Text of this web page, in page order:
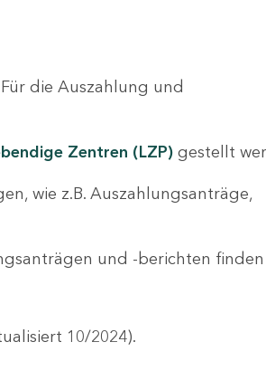
die Auszahlung und
Zentren (LZP)gestellt
wie z.B. Auszahlungsanträge,
und -berichten
10/2024).